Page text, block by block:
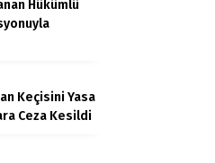
Hükümlü
Keçisini Yasa
Ceza Kesildi